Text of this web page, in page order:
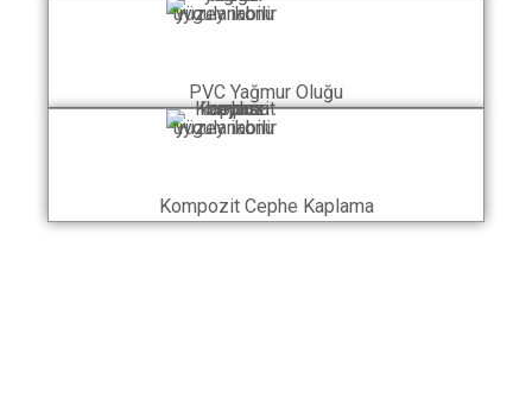
PVC Yağmur Oluğu
Kompozit Cephe Kaplama